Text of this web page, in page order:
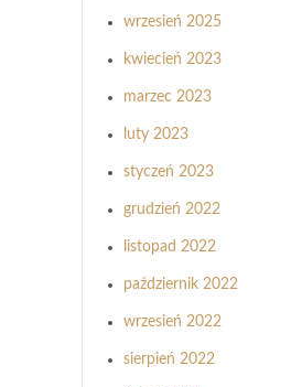
wrzesień 2025
kwiecień 2023
marzec 2023
luty 2023
styczeń 2023
grudzień 2022
listopad 2022
październik 2022
wrzesień 2022
sierpień 2022